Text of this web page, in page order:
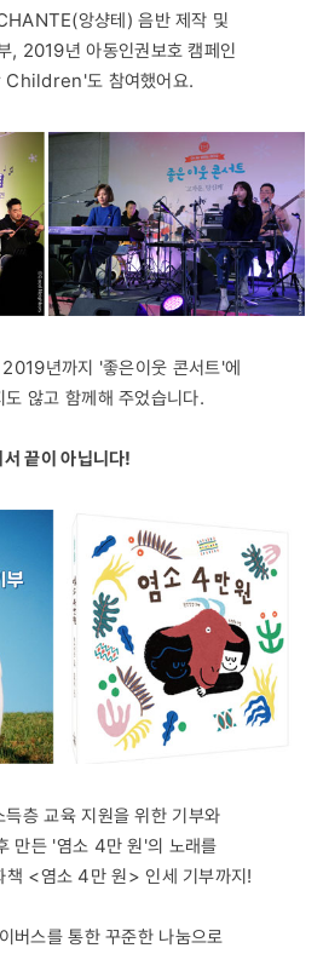
앙샹테) 음반 제작 및
, 2019년 아동인권보호 캠페인
도 참여했어요.
년까지 '좋은이웃 콘서트'에
도 않고 함께해 주었습니다.
서 끝이 아닙니다!
득층 교육 지원을 위한 기부와
만든 '염소 4만 원'의 노래를
책 <염소 4만 원> 인세 기부까지!
버스를 통한 꾸준한 나눔으로